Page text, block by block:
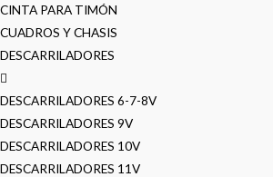
CINTA PARA TIMÓN
CUADROS Y CHASIS
DESCARRILADORES
DESCARRILADORES 6-7-8V
DESCARRILADORES 9V
DESCARRILADORES 10V
DESCARRILADORES 11V